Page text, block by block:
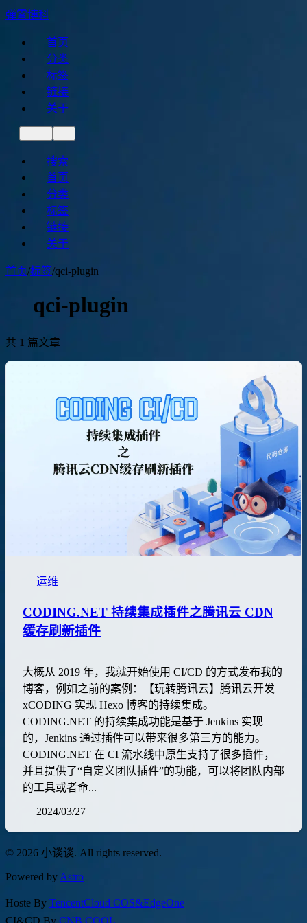
弹霄博科
首页
分类
标签
链接
关于
搜索
首页
分类
标签
链接
关于
首页/标签/qci-plugin
qci-plugin
共 1 篇文章
运维
CODING.NET 持续集成插件之腾讯云 CDN
缓存刷新插件
大概从 2019 年，我就开始使用 CI/CD 的方式发布我的
博客，例如之前的案例：【玩转腾讯云】腾讯云开发
xCODING 实现 Hexo 博客的持续集成。
CODING.NET 的持续集成功能是基于 Jenkins 实现
的，Jenkins 通过插件可以带来很多第三方的能力。
CODING.NET 在 CI 流水线中原生支持了很多插件，
并且提供了“自定义团队插件”的功能，可以将团队内部
的工具或者命...
2024/03/27
© 2026 小谈谈. All rights reserved.
Powered by Astro
Hoste By TencentCloud COS&EdgeOne
CI&CD By CNB.COOL